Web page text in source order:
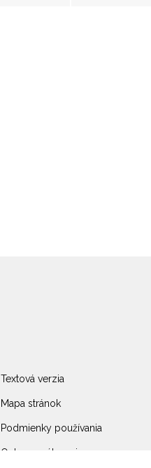
Textová verzia
Mapa stránok
Podmienky používania
Ochrana súkromia